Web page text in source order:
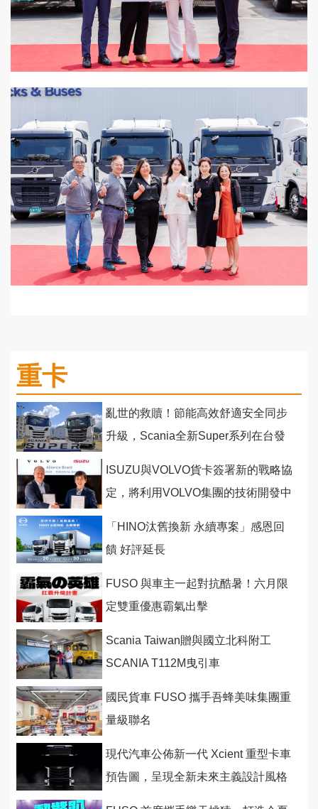
重卡
亂世的救贖！節能高效舒適安全同步
升級，Scania全新Super系列在台發
ISUZU與VOLVO貨卡簽署新的戰略協
定，將利用VOLVO集團的技術開發中
「HINO汰舊換新 永續專案」感恩回
饋 好評延長
FUSO 與車主一起對抗酷暑！六月限
定雙重優惠霸氣出擊
Scania Taiwan贈與國立北科附工
SCANIA T112M曳引車
國民貨車 FUSO 攜手吾蜂美味集團重
量級聯名
現代汽車公佈新一代 Xcient 重型卡車
預告圖，呈現全新未來主義設計風格